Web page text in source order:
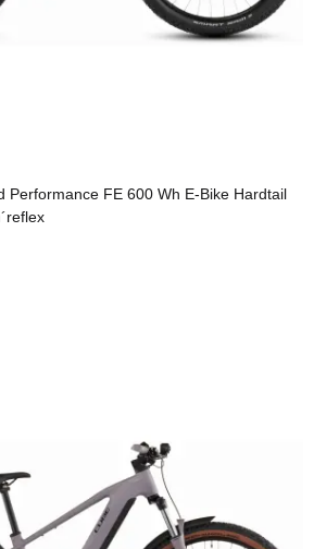
Performance FE 600 Wh E-Bike Hardtail